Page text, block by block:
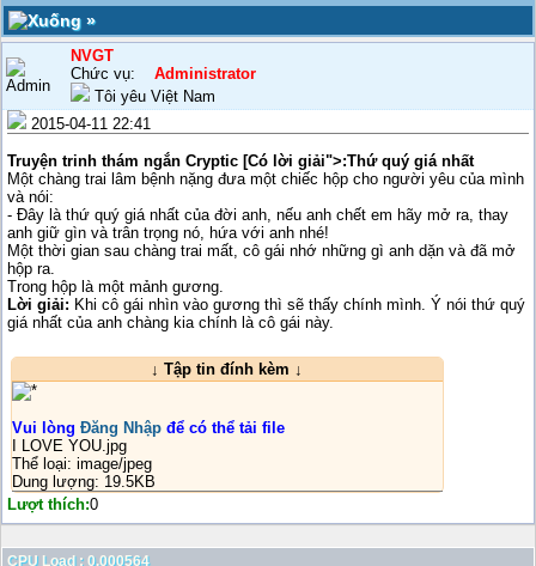
»
NVGT
Chức vụ: Administrator
Tôi yêu Việt Nam
2015-04-11 22:41
Truyện trinh thám ngắn Cryptic [Có lời giải">:Thứ quý giá nhất
Một chàng trai lâm bệnh nặng đưa một chiếc hộp cho người yêu của mình
và nói:
- Đây là thứ quý giá nhất của đời anh, nếu anh chết em hãy mở ra, thay
anh giữ gìn và trân trọng nó, hứa với anh nhé!
Một thời gian sau chàng trai mất, cô gái nhớ những gì anh dặn và đã mở
hộp ra.
Trong hộp là một mảnh gương.
Lời giải: Khi cô gái nhìn vào gương thì sẽ thấy chính mình. Ý nói thứ quý
giá nhất của anh chàng kia chính là cô gái này.
↓ Tập tin đính kèm ↓
Vui lòng Đăng Nhập để có thể tải file
I LOVE YOU.jpg
Thể loại: image/jpeg
Dung lượng: 19.5KB
Lượt thích:0
CPU Load : 0.000564